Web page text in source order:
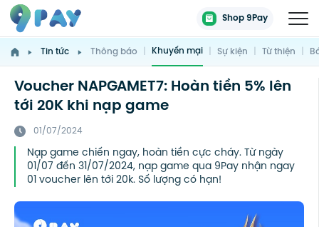
Shop 9Pay
Tin tức Thông báo | Khuyến mại | Sự kiện | Từ thiện |
Voucher NAPGAMET7: Hoàn tiền 5% lên
tới 20K khi nạp game
01/07/2024
Nạp game chiến ngay, hoàn tiền cực cháy. Từ ngày
01/07 đến 31/07/2024, nạp game qua 9Pay nhận ngay
01 voucher lên tới 20k. Số lượng có hạn!